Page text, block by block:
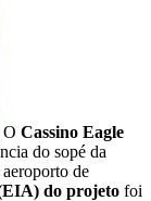
O Cassino Eagle
do sopé da
de
do projeto foi